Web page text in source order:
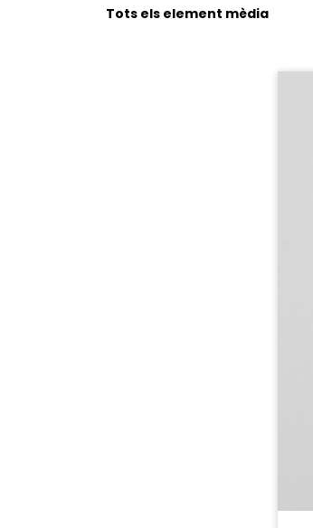
Tots els element mèdia